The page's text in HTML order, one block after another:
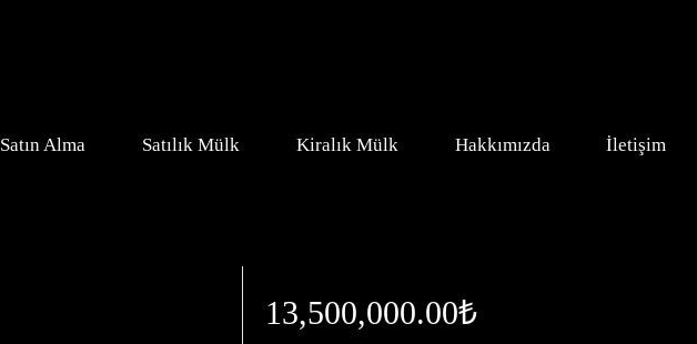
Satın Alma Satılık Mülk Kiralık Mülk Hakkımızda İletişim
13,500,000.00₺